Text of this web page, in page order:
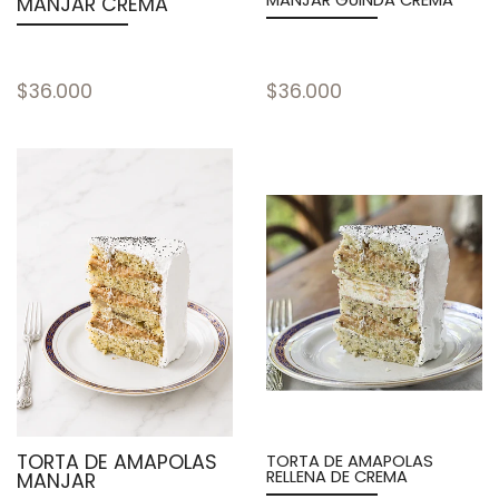
$36.000 $36.000
TORTA DE AMAPOLAS
MANJAR
TORTA DE AMAPOLAS
RELLENA DE CREMA